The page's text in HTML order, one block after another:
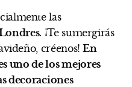
las
. ¡Te sumergirás
créenos!En
uno de los mejores
decoraciones